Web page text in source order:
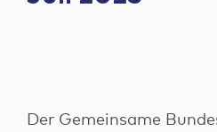
Der Gemeinsame